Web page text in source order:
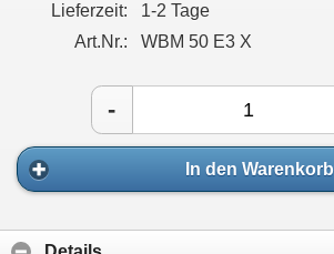
Lieferzeit:
1-2 Tage
Art.Nr.:
WBM 50 E3 X
-
In den Warenkorb